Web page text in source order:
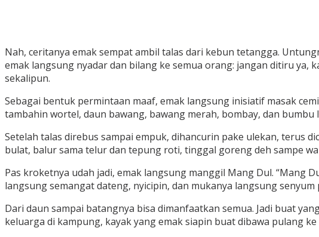
Nah, ceritanya emak sempat ambil talas dari kebun tetangga.
emak langsung nyadar dan bilang ke semua orang: jangan ditiru ya,
sekalipun.
Sebagai bentuk permintaan maaf, emak langsung inisiatif masak
tambahin wortel, daun bawang, bawang merah, bombay, dan bumbu
Setelah talas direbus sampai empuk, dihancurin pake ulekan, terus
bulat, balur sama telur dan tepung roti, tinggal goreng deh sampe
Pas kroketnya udah jadi, emak langsung manggil Mang Dul. “Mang
langsung semangat dateng, nyicipin, dan mukanya langsung senyum
Dari daun sampai batangnya bisa dimanfaatkan semua. Jadi buat
keluarga di kampung, kayak yang emak siapin buat dibawa pulang ke